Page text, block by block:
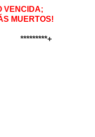
VENCIDA;
MUERTOS!